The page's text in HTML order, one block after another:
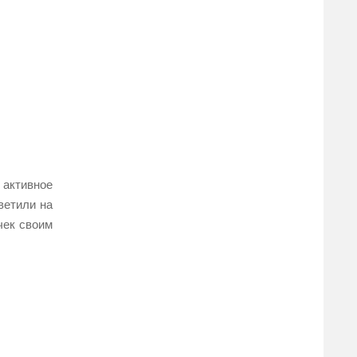
на
своим